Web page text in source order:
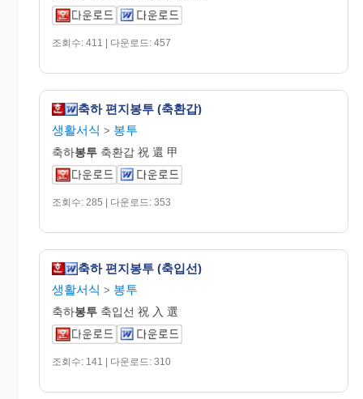
조회수: 411 | 다운로드: 457
축하 편지봉투 (축환갑)
생활서식 > 봉투
축하봉투 축환갑 祝 還 甲
조회수: 285 | 다운로드: 353
축하 편지봉투 (축입선)
생활서식 > 봉투
축하봉투 축입선 祝 入 選
조회수: 141 | 다운로드: 310